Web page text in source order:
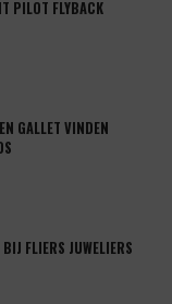
PILOT FLYBACK
GALLET VINDEN
FLIERS JUWELIERS